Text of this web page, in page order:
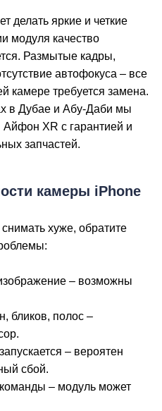
делать яркие и четкие
модуля качество
Размытые кадры,
автофокуса – все
камере требуется замена.
в Дубае и Абу-Даби мы
XR с гарантией и
запчастей.
камеры iPhone
хуже, обратите
– возможны
бликов, полос –
– вероятен
сбой.
– модуль может